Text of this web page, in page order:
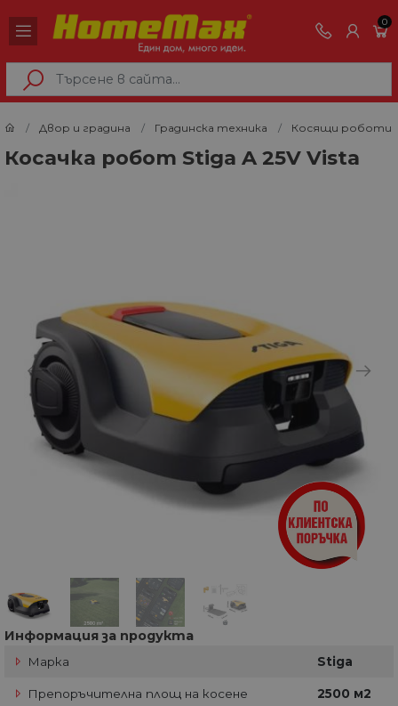
0
Двор и градина Градинска техника Косящи роботи
Косачка робот Stiga A 25V Vista
Информация за продукта
Марка Stiga
Препоръчителна площ на косене 2500 м2